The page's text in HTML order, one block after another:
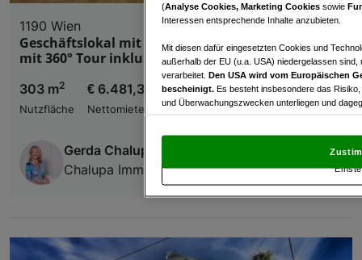
1190 Wien
Geschäftslokal mit Stil & Perspektive in Döbling -
mit 360° Tour inklusive
303 m2
Nutzfläche
€ 6.481,38
Nettomiete
Gerda Chalupa
Chalupa Immobilienvermittlung GmbH
(Analyse Cookies, Marketing Cookies sowie
Interessen entsprechende Inhalte anzubieten.
Mit diesen dafür eingesetzten Cookies und
außerhalb der EU (u.a. USA) niedergelassen
verarbeitet. Den USA wird vom Europäischen
bescheinigt. Es besteht insbesondere das
und Überwachungszwecken unterliegen und
und Widerspruch gegen die Verarbeitung auf der
„Cookie Einstellungen“, die sich auf jeder Seite
Verwendung genauer Standortdaten.
Zugriff auf Informationen auf einem Endgerät.